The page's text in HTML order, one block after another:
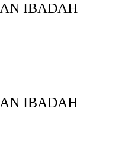
IBADAH
IBADAH